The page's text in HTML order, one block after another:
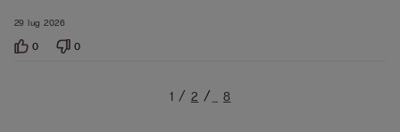
29 lug 2026
0 0
1 2 … 8